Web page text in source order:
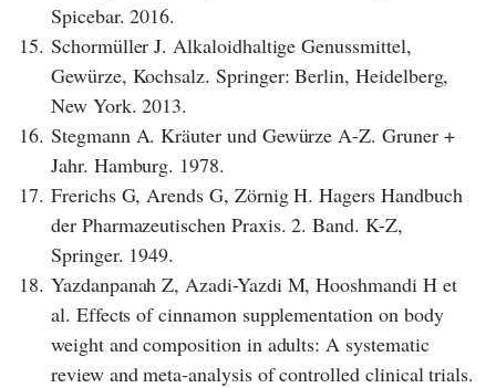
Spicebar. 2016.
15. Schormüller J. Alkaloidhaltige Genussmittel,
Gewürze, Kochsalz. Springer: Berlin, Heidelberg,
New York. 2013.
16. Stegmann A. Kräuter und Gewürze A-Z. Gruner +
Jahr. Hamburg. 1978.
17. Frerichs G, Arends G, Zörnig H. Hagers Handbuch
der Pharmazeutischen Praxis. 2. Band. K-Z,
Springer. 1949.
18. Yazdanpanah Z, Azadi-Yazdi M, Hooshmandi H et
al. Effects of cinnamon supplementation on body
weight and composition in adults: A systematic
review and meta-analysis of controlled clinical trials.